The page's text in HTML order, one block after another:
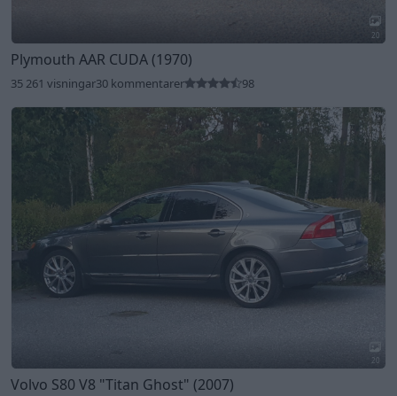
20
Plymouth AAR CUDA (1970)
35 261 visningar30 kommentarer 98
20
Volvo S80 V8 "Titan Ghost" (2007)